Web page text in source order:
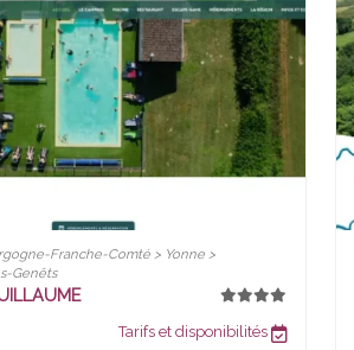
Franche-Comté > Yonne >
Genêts
Tarifs et disponibilités